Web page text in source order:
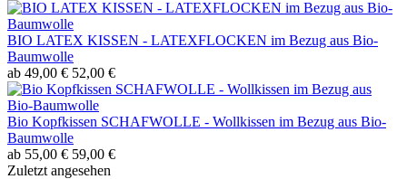
BIO LATEX KISSEN - LATEXFLOCKEN im Bezug aus Bio-
Baumwolle
ab 49,00 € 52,00 €
Bio Kopfkissen SCHAFWOLLE - Wollkissen im Bezug aus Bio-
Baumwolle
ab 55,00 € 59,00 €
Zuletzt angesehen